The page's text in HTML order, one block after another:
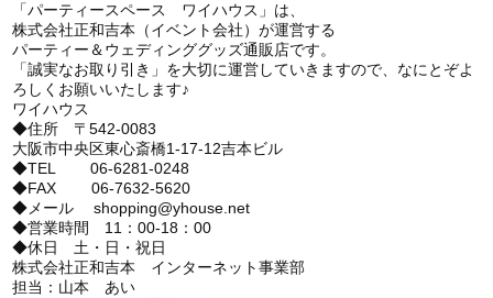
「パーティースペース ワイハウス」は、
株式会社正和吉本（イベント会社）が運営する
パーティー＆ウェディンググッズ通販店です。
「誠実なお取り引き」を大切に運営していきますので、なにとぞよ
ろしくお願いいたします♪
ワイハウス
◆住所 〒542-0083
大阪市中央区東心斎橋1-17-12吉本ビル
◆TEL 06-6281-0248
◆FAX 06-7632-5620
◆メール shopping@yhouse.net
◆営業時間 11：00-18：00
◆休日 土・日・祝日
株式会社正和吉本 インターネット事業部
担当：山本 あい